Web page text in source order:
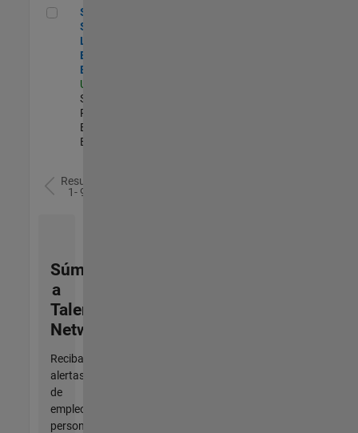
Senior Security Learning and Enablement Engineer
Senior
Security
Learning and
Enablement
Engineer
US-MA-Natick
Software
Process
Engineering |
Experimentado
Resultados
1- 9 de
Súmese
a
Talent
Network
Reciba
alertas
de
empleo
personalizadas,